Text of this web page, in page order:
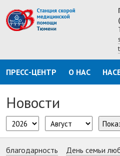
ПРЕСС-ЦЕНТР О НАС
Новости
благодарность День семьи